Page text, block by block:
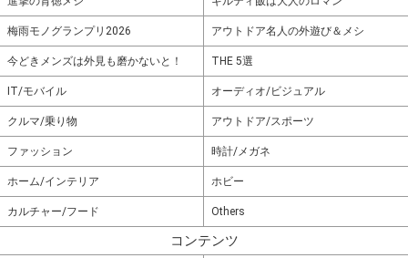
梅雨モノグランプリ2026 アウトドア名人の外遊び＆メシ
今どきメンズは外見も磨かないと！ THE 5選
IT/モバイル オーディオ/ビジュアル
クルマ/乗り物 アウトドア/スポーツ
ファッション 時計/メガネ
ホーム/インテリア ホビー
カルチャー/フード Others
コンテンツ